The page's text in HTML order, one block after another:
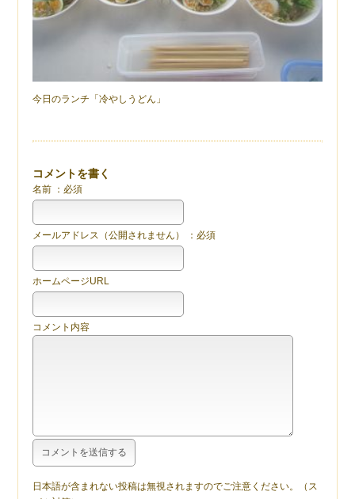
今日のランチ「冷やしうどん」
コメントを書く
名前 ：必須
メールアドレス（公開されません） ：必須
ホームページURL
コメント内容
日本語が含まれない投稿は無視されますのでご注意ください。（ス